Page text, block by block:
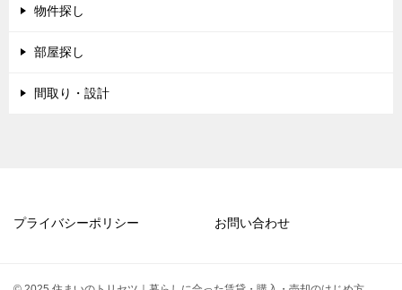
物件探し
部屋探し
間取り・設計
プライバシーポリシー お問い合わせ